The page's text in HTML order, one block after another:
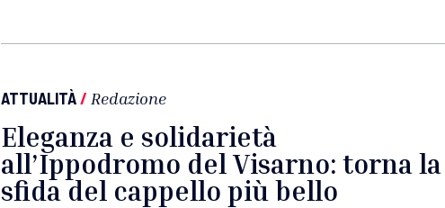
ATTUALITÀ/ Redazione
Eleganza e solidarietà
all’Ippodromo del Visarno: torna la
sfida del cappello più bello